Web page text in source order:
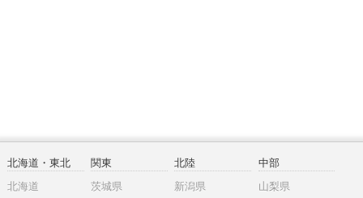
北海道・東北
北海道
関東
茨城県
北陸
新潟県
中部
山梨県